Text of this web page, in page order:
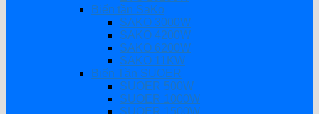
Biến tần SaKo
SAKO 3000W
SAKO 4200W
SAKO 6200W
SAKO 11KW
Biến Tần SUOER
SUOER 500W
SUOER 1000W
SUOER 1500W